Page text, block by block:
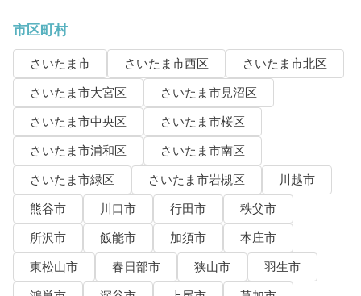
市区町村
さいたま市 さいたま市西区
さいたま市北区
さいたま市大宮区
さいたま市見沼区
さいたま市中央区
さいたま市桜区
さいたま市浦和区
さいたま市南区
さいたま市緑区
さいたま市岩槻区
川越市
熊谷市
川口市 行田市
秩父市
所沢市
飯能市 加須市
本庄市
東松山市
春日部市 狭山市
羽生市